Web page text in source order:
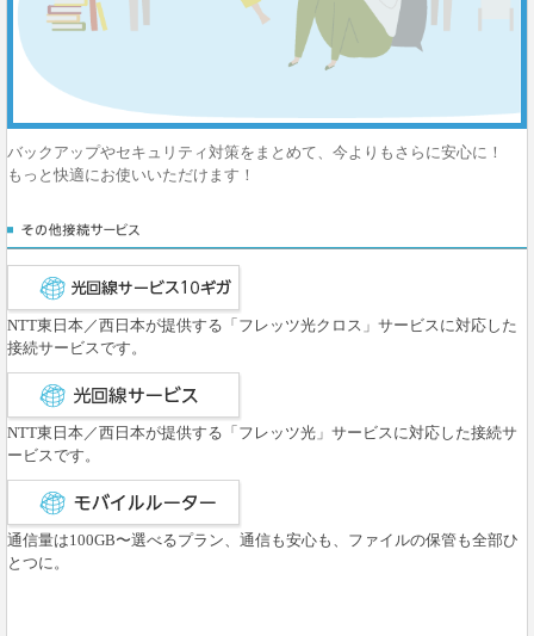
バックアップやセキュリティ対策をまとめて、今よりもさらに安心に！
もっと快適にお使いいただけます！
NTT東日本／西日本が提供する「フレッツ光クロス」サービスに対応した
接続サービスです。
NTT東日本／西日本が提供する「フレッツ光」サービスに対応した接続サ
ービスです。
通信量は100GB〜選べるプラン、通信も安心も、ファイルの保管も全部ひ
とつに。